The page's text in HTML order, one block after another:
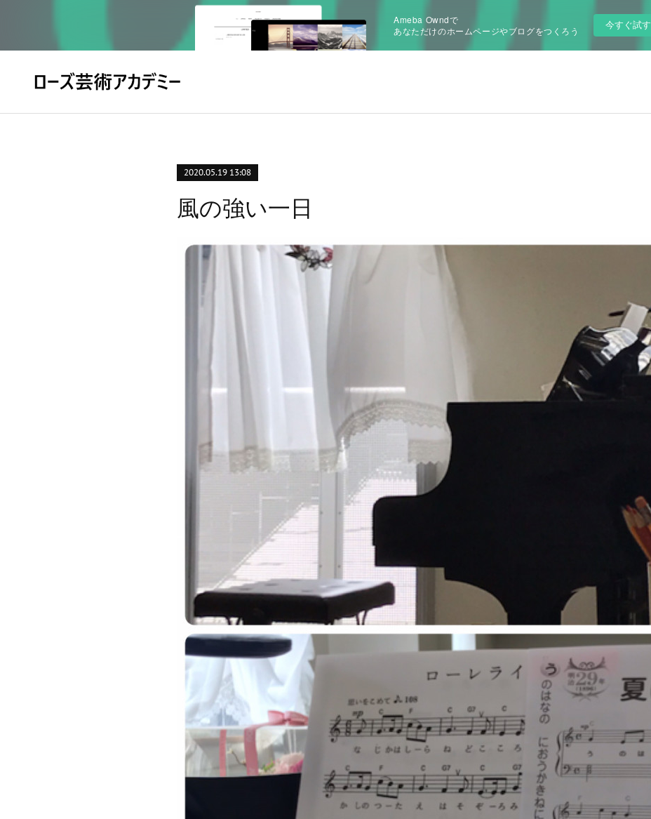
Ameba Owndで
あなただけのホームページやブログをつくろう
今すぐ試す
2020.05.19 13:08
風の強い一日